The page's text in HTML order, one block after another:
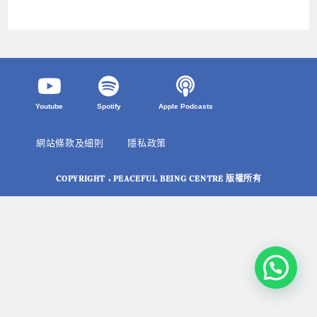
Youtube Spotify Apple Podcasts
網站條款及細則 隱私政策
COPYRIGHT © PEACEFUL BEING CENTRE 版權所有